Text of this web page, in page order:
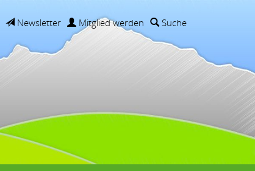
Newsletter Mitglied werden
Suche